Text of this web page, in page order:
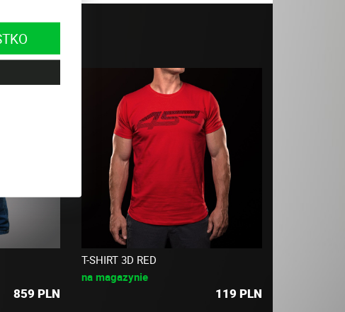
859 PLN
T-SHIRT 3D RED
na magazynie
119 PLN